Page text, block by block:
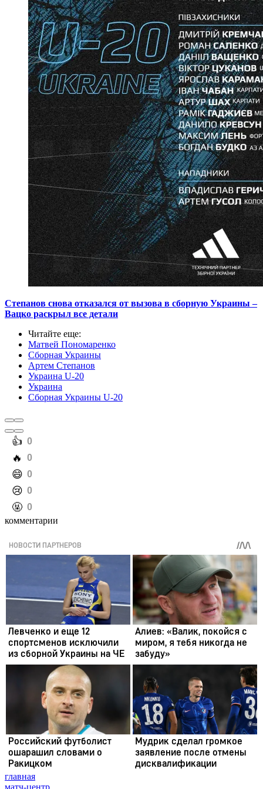
Степанов снова отказался от вызова в сборную Украины –
Вацко раскрыл все детали
Читайте еще:
Матвей Пономаренко
Сборная Украины
Артем Степанов
Украина U-20
Украина
Сборная Украины U-20
️👍 0
️🔥 0
️😄 0
️😢 0
️🤬 0
комментарии
главная
матч-центр